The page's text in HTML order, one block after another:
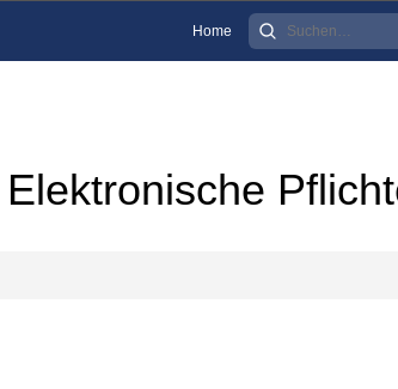
Home
Elektronische